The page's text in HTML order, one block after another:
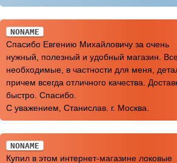
NONAME
Спасибо Евгению Михайловичу за очень
нужный, полезный и удобный магазин.
необходимые, в частности для меня,
причем всегда отличного качества.
быстро. Спасибо.
С уважением, Станислав. г. Москва.
NONAME
Купил в этом интернет-магазине локовые